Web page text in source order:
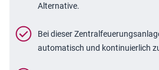
Alternative.
Bei dieser
automatisch und kontinuierlich